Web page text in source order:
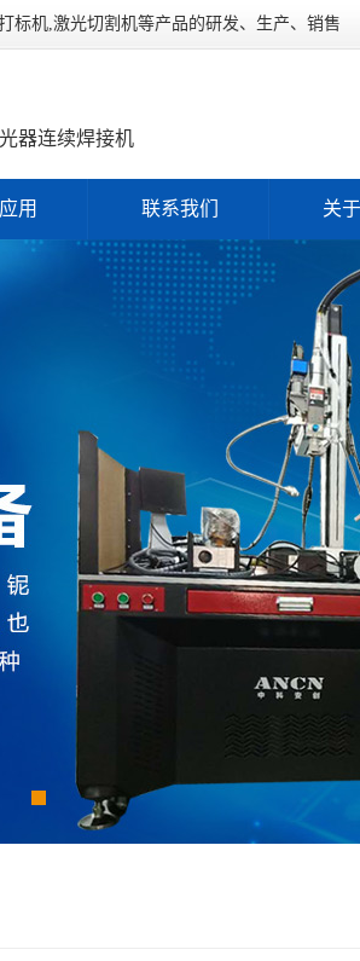
标机,激光切割机等产品的研发、生产、销售
器连续焊接机
用 联系我们 关